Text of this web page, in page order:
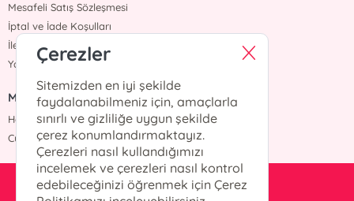
Mesafeli Satış Sözleşmesi
İptal ve İade Koşulları
İletişim
Yardım
MÜŞTERİ HİZMETLERİ
Hafta içi :09:00 - 18:00
Cumartesi :09:00 - 18:00
info@okurkitap.com
Çerezler
Sitemizden en iyi şekilde
faydalanabilmeniz için, amaçlarla
sınırlı ve gizliliğe uygun şekilde
çerez konumlandırmaktayız.
Çerezleri nasıl kullandığımızı
incelemek ve çerezleri nasıl kontrol
edebileceğinizi öğrenmek için Çerez